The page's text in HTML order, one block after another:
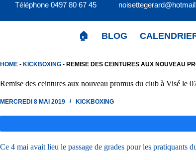
Passer
contenu
Téléphone 0497 80 67 45
🏠 BLOG
HOME - KICKBOXING - REMISE DES CEINTURES AUX NOUVEAU
Remise des ceintures aux nouveau promus du club à Visé le
MERCREDI 8 MAI 2019 KICKBOXING
Ce 4 mai avait lieu le passage de grades pour les pratiquants